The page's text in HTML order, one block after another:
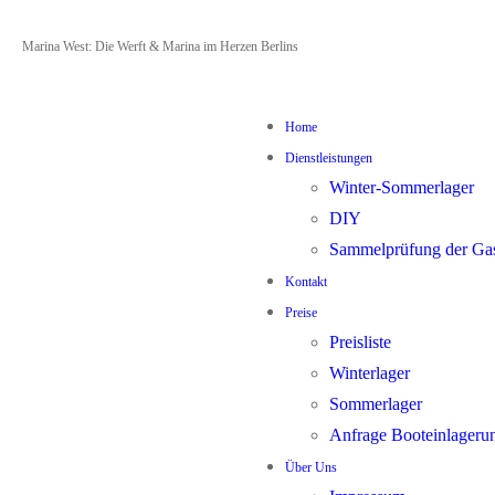
Zum
Menü
Schließen
Marina West: Die Werft & Marina im Herzen Berlins
Home
Dienstleistungen
Winter-Sommerlager
DIY
Sammelprüfung der
Kontakt
Preise
Preisliste
Winterlager
Sommerlager
Anfrage
Über Uns